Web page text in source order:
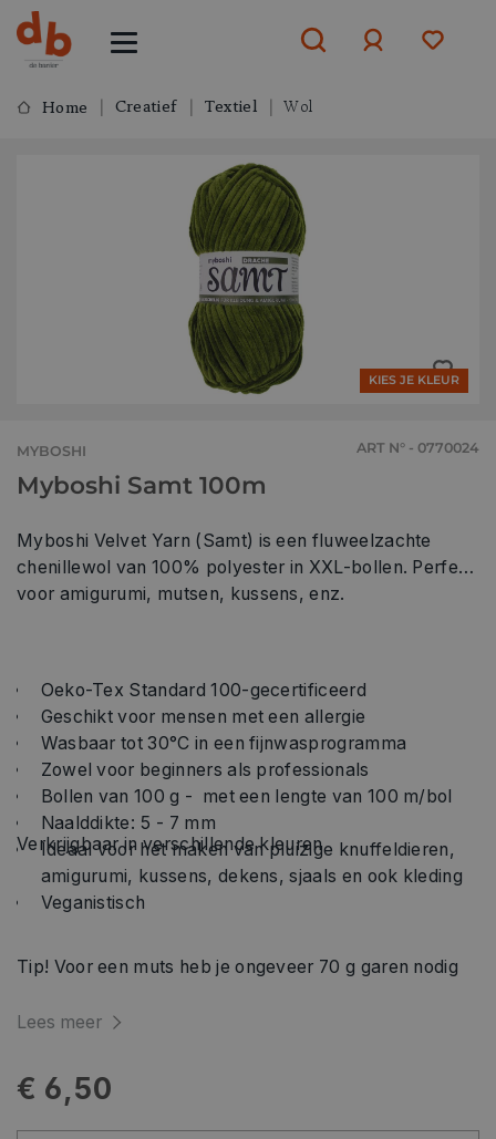
ofaanmelden
Home Creatief Textiel Wol
KIES JE KLEUR
MYBOSHI ART N° - 0770024
Myboshi Samt 100m
Myboshi Velvet Yarn (Samt) is een fluweelzachte
chenillewol van 100% polyester in XXL-bollen. Perfect
voor amigurumi, mutsen, kussens, enz.
Oeko-Tex Standard 100-gecertificeerd
Geschikt voor mensen met een allergie
Wasbaar tot 30°C in een fijnwasprogramma
Zowel voor beginners als professionals
Bollen van 100 g - met een lengte van 100 m/bol
Naalddikte: 5 - 7 mm
Ideaal voor het maken van pluizige knuffeldieren,
amigurumi, kussens, dekens, sjaals en ook kleding
Veganistisch
Verkrijgbaar in verschillende kleuren
Tip! Voor een muts heb je ongeveer 70 g garen nodig
Lees meer
€ 6,50